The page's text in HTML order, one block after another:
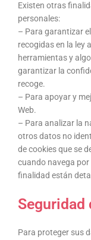
Existen otras
personales:
– Para garantizar
recogidas en la ley
herramientas y
garantizar la
recoge.
– Para apoyar y
Web.
– Para analizar la
otros datos no
de cookies que se
cuando navega
finalidad están
Seguridad
Para proteger sus